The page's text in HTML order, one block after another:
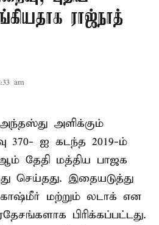
ராஜ்நாத்
am
அந்தஸ்து அளிக்கும்
370- ஐ கடந்த 2019-ம்
தேதி மத்திய பாஜக
செய்தது. இதையடுத்து
மற்றும் லடாக் என
பிரிக்கப்பட்டது.